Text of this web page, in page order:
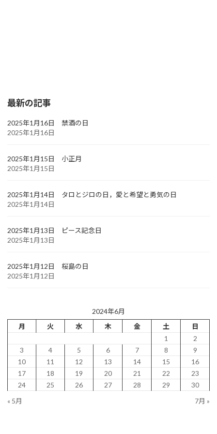
最新の記事
2025年1月16日 禁酒の日
2025年1月16日
2025年1月15日 小正月
2025年1月15日
2025年1月14日 タロとジロの日，愛と希望と勇気の日
2025年1月14日
2025年1月13日 ピース記念日
2025年1月13日
2025年1月12日 桜島の日
2025年1月12日
2024年6月
月
火 水 木 金 土
日
1
2
3
4 5 6 7 8
9
10
11 12 13 14 15
16
17
18 19 20 21 22
23
24
25 26 27 28 29
30
« 5月
7月 »